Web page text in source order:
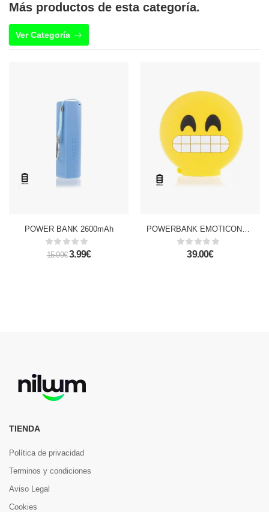
Más productos de esta categoría.
Ver Categoría
POWER BANK 2600mAh
15.99€ 3.99€
POWERBANK EMOTICONO 8.800mAh + FUNDA. TEETH
39.00€
TIENDA
Política de privacidad
Terminos y condiciones
Aviso Legal
Cookies